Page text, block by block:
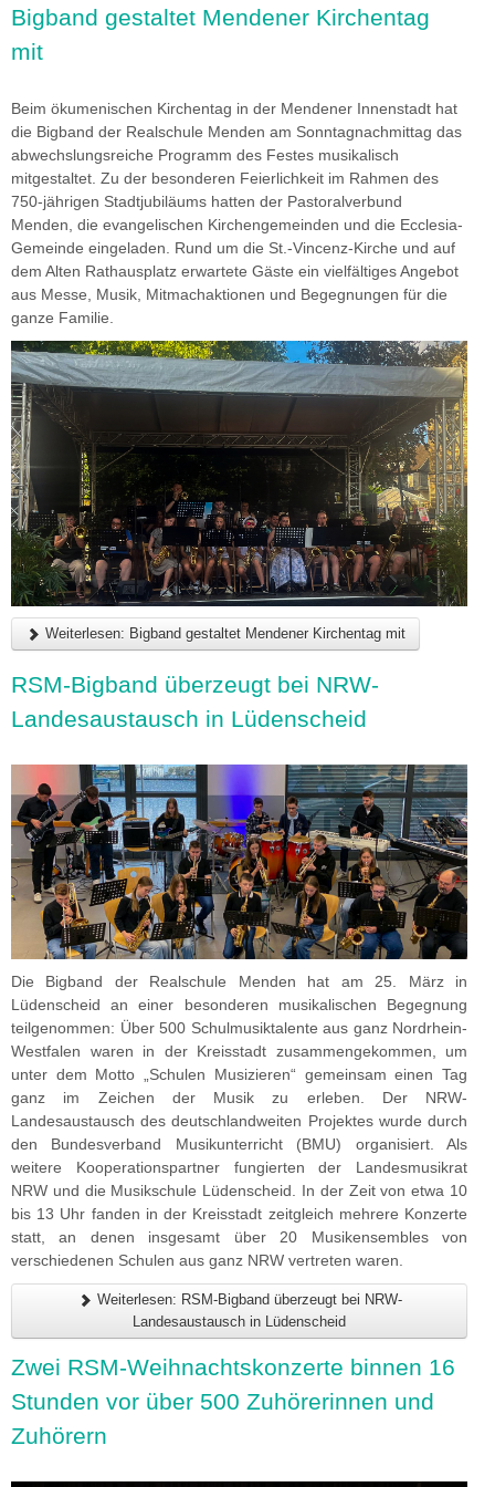
imageshow3.jpg
Bigband gestaltet Mendener Kirchentag
mit
Beim ökumenischen Kirchentag in der Mendener Innenstadt hat
die Bigband der Realschule Menden am Sonntagnachmittag das
abwechslungsreiche Programm des Festes musikalisch
mitgestaltet. Zu der besonderen Feierlichkeit im Rahmen des
750-jährigen Stadtjubiläums hatten der Pastoralverbund
Menden, die evangelischen Kirchengemeinden und die Ecclesia-
Gemeinde eingeladen. Rund um die St.-Vincenz-Kirche und auf
dem Alten Rathausplatz erwartete Gäste ein vielfältiges Angebot
aus Messe, Musik, Mitmachaktionen und Begegnungen für die
ganze Familie.
Weiterlesen: Bigband gestaltet Mendener Kirchentag mit
RSM-Bigband überzeugt bei NRW-
Landesaustausch in Lüdenscheid
Die Bigband der Realschule Menden hat am 25. März in
Lüdenscheid an einer besonderen musikalischen Begegnung
teilgenommen: Über 500 Schulmusiktalente aus ganz Nordrhein-
Westfalen waren in der Kreisstadt zusammengekommen, um
unter dem Motto „Schulen Musizieren“ gemeinsam einen Tag
ganz im Zeichen der Musik zu erleben. Der NRW-
Landesaustausch des deutschlandweiten Projektes wurde durch
den Bundesverband Musikunterricht (BMU) organisiert. Als
weitere Kooperationspartner fungierten der Landesmusikrat
NRW und die Musikschule Lüdenscheid. In der Zeit von etwa 10
bis 13 Uhr fanden in der Kreisstadt zeitgleich mehrere Konzerte
statt, an denen insgesamt über 20 Musikensembles von
verschiedenen Schulen aus ganz NRW vertreten waren.
Weiterlesen: RSM-Bigband überzeugt bei NRW-
Landesaustausch in Lüdenscheid
Zwei RSM-Weihnachtskonzerte binnen 16
Stunden vor über 500 Zuhörerinnen und
Zuhörern